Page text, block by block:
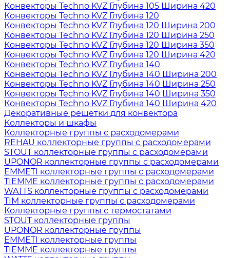
Конвекторы Techno KVZ Глубина 105 Ширина 420
Конвекторы Techno KVZ Глубина 120
Конвекторы Techno KVZ Глубина 120 Ширина 200
Конвекторы Techno KVZ Глубина 120 Ширина 250
Конвекторы Techno KVZ Глубина 120 Ширина 350
Конвекторы Techno KVZ Глубина 120 Ширина 420
Конвекторы Techno KVZ Глубина 140
Конвекторы Techno KVZ Глубина 140 Ширина 200
Конвекторы Techno KVZ Глубина 140 Ширина 250
Конвекторы Techno KVZ Глубина 140 Ширина 350
Конвекторы Techno KVZ Глубина 140 Ширина 420
Декоративные решетки для конвектора
Коллекторы и шкафы
Коллекторные группы с расходомерами
REHAU коллекторные группы с расходомерами
STOUT коллекторные группы с расходомерами
UPONOR коллекторные группы с расходомерами
EMMETI коллекторные группы с расходомерами
TIEMME коллекторные группы с расходомерами
WATTS коллекторные группы с расходомерами
TIM коллекторные группы с расходомерами
Коллекторные группы с термостатами
STOUT коллекторные группы
UPONOR коллекторные группы
EMMETI коллекторные группы
TIEMME коллекторные группы